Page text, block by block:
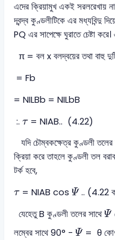
এদের ক্রিয়ামুখ একই সরলরেখায়
দ্বন্দ্ব কুণ্ডলীটিকে এর মধ্যবিন্দু
PQ এর সাপেক্ষে ঘুরাতে চেষ্টা
π = বল x বলদ্বয়ের তথা বাহু
= Fb
= NILBb = NILbB
:.τ
τ= NIAB.. (4.22)
যদি চৌম্বকক্ষেত্র কুণ্ডলী
ক্রিয়া করে তাহলে কুণ্ডলী তল
টর্ক হবে,
τ
τ= NIAB cos Ψ
Ψ.. (4.22
যেহেতু B কুণ্ডলী তলের সাথেΨ
Ψ
লম্বের সাথে 90° -Ψ
Ψ= θ